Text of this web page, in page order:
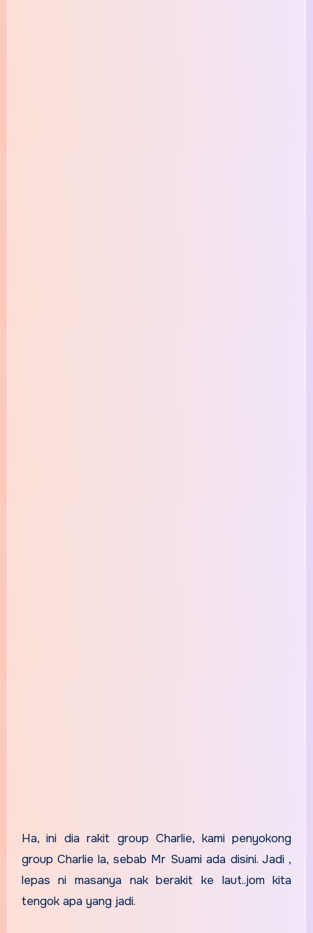
Ha, ini dia rakit group Charlie, kami penyokong
group Charlie la, sebab Mr Suami ada disini. Jadi ,
lepas ni masanya nak berakit ke laut..jom kita
tengok apa yang jadi.